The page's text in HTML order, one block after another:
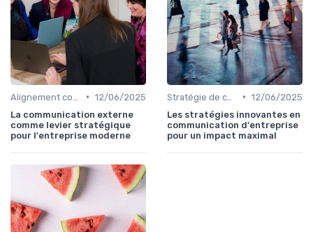
• 12/06/2025
La communication externe
comme levier stratégique
pour l'entreprise moderne
• 12/06/2025
Les stratégies innovantes en
communication d'entreprise
pour un impact maximal